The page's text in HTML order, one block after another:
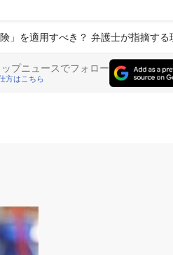
」を適用すべき？ 弁護士が指摘する
プニュースでフォロー
方はこちら